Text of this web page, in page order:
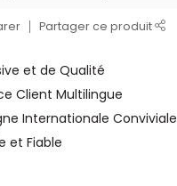
Partager ce produit
et de Qualité
Client Multilingue
Internationale Conviviale
et Fiable